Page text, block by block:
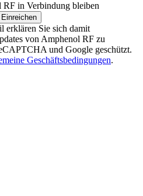
in Verbindung bleiben
Einreichen
erklären Sie sich damit
von Amphenol RF zu
und Google geschützt.
Geschäftsbedingungen.